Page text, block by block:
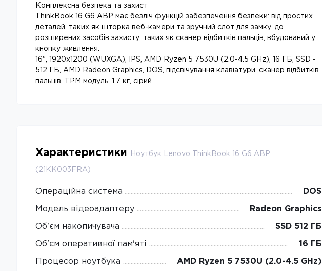
Комплексна безпека та захист
ThinkBook 16 G6 ABP має безліч функцій забезпечення безпеки: від простих
деталей, таких як шторка веб-камери та зручний слот для замку, до
розширених засобів захисту, таких як сканер відбитків пальців, вбудований у
кнопку живлення.
16", 1920x1200 (WUXGA), IPS, AMD Ryzen 5 7530U (2.0-4.5 GHz), 16 ГБ, SSD -
512 ГБ, AMD Radeon Graphics, DOS, підсвічування клавіатури, сканер відбитків
пальців, TPM модуль, 1.7 кг, сірий
Характеристики Ноутбук Lenovo ThinkBook 16 G6 ABP
(21KK003FRA)
Операційна система DOS
Модель відеоадаптеру Radeon Graphics
Об'єм накопичувача SSD 512 ГБ
Об'єм оперативної пам'яті 16 ГБ
Процесор ноутбука AMD Ryzen 5 7530U (2.0-4.5 GHz)